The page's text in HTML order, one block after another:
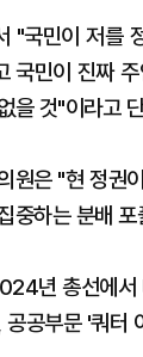
"국민이 저를
국민이 진짜
을 것"이라고
원은 "현 정권
중하는 분배
년 총선에서
공공부문 '쿼터